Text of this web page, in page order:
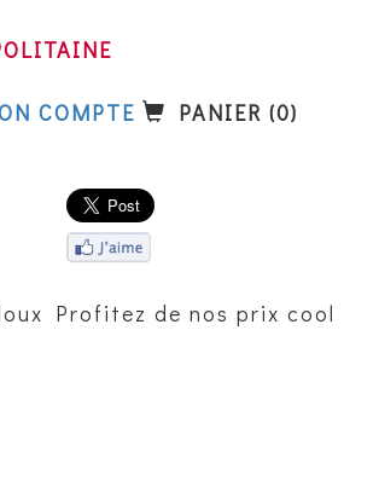
COMPTE PANIER (0)
Profitez de nos prix cool sur